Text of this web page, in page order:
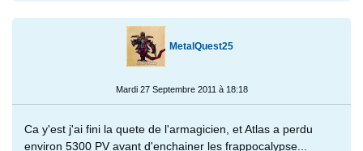
MetalQuest25
Mardi 27 Septembre 2011 à 18:18
Ca y'est j'ai fini la quete de l'armagicien, et Atlas a perdu
environ 5300 PV avant d'enchainer les frappocalypse...